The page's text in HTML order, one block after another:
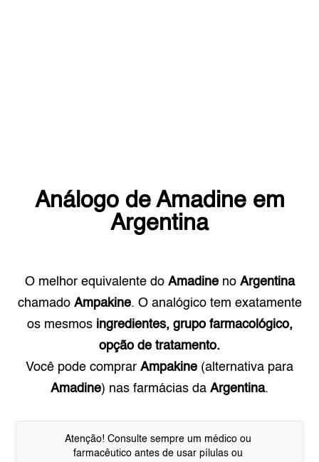
Análogo de Amadineem
Argentina
O melhor equivalente do Amadineno Argentina
chamado Ampakine. O analógico tem exatamente
os mesmos ingredientes, grupo farmacológico,
opção de tratamento.
Você pode comprar Ampakine (alternativa para
Amadine) nas farmácias da Argentina.
Atenção! Consulte sempre um médico ou
farmacêutico antes de usar pílulas ou